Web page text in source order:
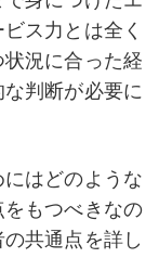
ス力とは全く
況に合った経
判断が必要に
はどのような
もつべきなの
共通点を詳し